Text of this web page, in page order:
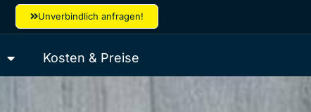
Unverbindlich anfragen!
Kosten & Preise